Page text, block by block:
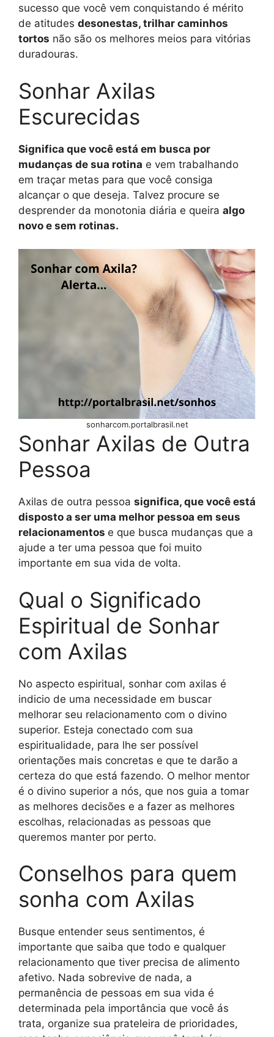
sucesso que você vem conquistando é mérito
de atitudes desonestas, trilhar caminhos
tortos não são os melhores meios para vitórias
duradouras.
Sonhar Axilas
Escurecidas
Significa que você está em busca por
mudanças de sua rotina e vem trabalhando
em traçar metas para que você consiga
alcançar o que deseja. Talvez procure se
desprender da monotonia diária e queira algo
novo e sem rotinas.
sonharcom.portalbrasil.net
Sonhar Axilas de Outra
Pessoa
Axilas de outra pessoa significa, que você está
disposto a ser uma melhor pessoa em seus
relacionamentos e que busca mudanças que a
ajude a ter uma pessoa que foi muito
importante em sua vida de volta.
Qual o Significado
Espiritual de Sonhar
com Axilas
No aspecto espiritual, sonhar com axilas é
indicio de uma necessidade em buscar
melhorar seu relacionamento com o divino
superior. Esteja conectado com sua
espiritualidade, para lhe ser possível
orientações mais concretas e que te darão a
certeza do que está fazendo. O melhor mentor
é o divino superior a nós, que nos guia a tomar
as melhores decisões e a fazer as melhores
escolhas, relacionadas as pessoas que
queremos manter por perto.
Conselhos para quem
sonha com Axilas
Busque entender seus sentimentos, é
importante que saiba que todo e qualquer
relacionamento que tiver precisa de alimento
afetivo. Nada sobrevive de nada, a
permanência de pessoas em sua vida é
determinada pela importância que você ás
trata, organize sua prateleira de prioridades,